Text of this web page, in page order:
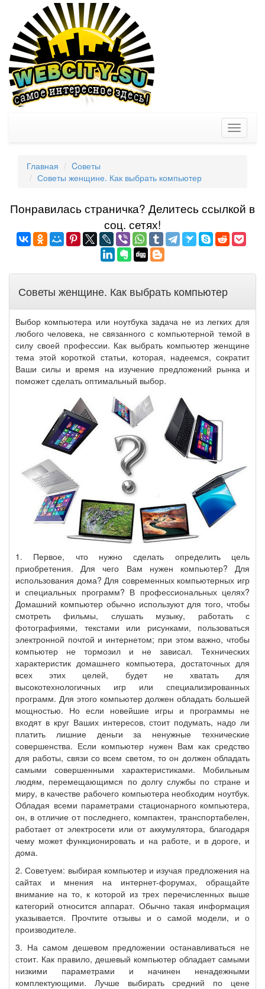
Toggle
Главная
Cоветы
Советы женщине. Как выбрать компьютер
Понравилась страничка? Делитеcь ссылкой в
соц. сетях!
Советы женщине. Как выбрать компьютер
Выбор компьютера или ноутбука задача не из легких для
любого человека, не связанного с компьютерной темой в
силу своей профессии. Как выбрать компьютер женщине
тема этой короткой статьи, которая, надеемся, сократит
Ваши силы и время на изучение предложений рынка и
поможет сделать оптимальный выбор.
1. Первое, что нужно сделать определить цель
приобретения. Для чего Вам нужен компьютер? Для
использования дома? Для современных компьютерных игр
и специальных программ? В профессиональных целях?
Домашний компьютер обычно используют для того, чтобы
смотреть фильмы, слушать музыку, работать с
фотографиями, текстами или рисунками, пользоваться
электронной почтой и интернетом; при этом важно, чтобы
компьютер не тормозил и не зависал. Технических
характеристик домашнего компьютера, достаточных для
всех этих целей, будет не хватать для
высокотехнологичных игр или специализированных
программ. Для этого компьютер должен обладать большей
мощностью. Но если новейшие игры и программы не
входят в круг Ваших интересов, стоит подумать, надо ли
платить лишние деньги за ненужные технические
совершенства. Если компьютер нужен Вам как средство
для работы, связи со всем светом, то он должен обладать
самыми совершенными характеристиками. Мобильным
людям, перемещающимся по долгу службы по стране и
миру, в качестве рабочего компьютера необходим ноутбук.
Обладая всеми параметрами стационарного компьютера,
он, в отличие от последнего, компактен, транспортабелен,
работает от электросети или от аккумулятора, благодаря
чему может функционировать и на работе, и в дороге, и
дома.
2. Советуем: выбирая компьютер и изучая предложения на
сайтах и мнения на интернет-форумах, обращайте
внимание на то, к которой из трех перечисленных выше
категорий относится аппарат. Обычно такая информация
указывается. Прочтите отзывы и о самой модели, и о
производителе.
3. На самом дешевом предложении останавливаться не
стоит. Как правило, дешевый компьютер обладает самыми
низкими параметрами и начинен ненадежными
комплектующими. Лучше выбирать средний по цене